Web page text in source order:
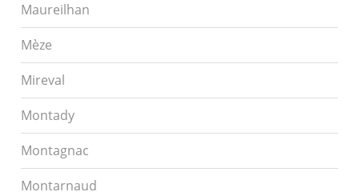
Maureilhan
Mèze
Mireval
Montady
Montagnac
Montarnaud